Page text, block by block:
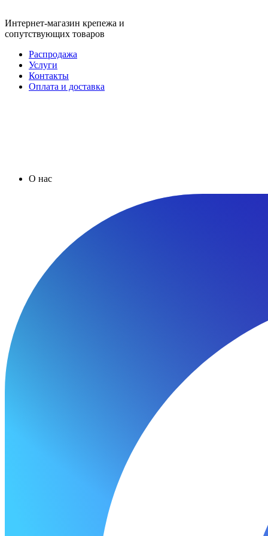
Интернет-магазин крепежа и
сопутствующих товаров
Распродажа
Услуги
Контакты
Оплата и доставка
О нас